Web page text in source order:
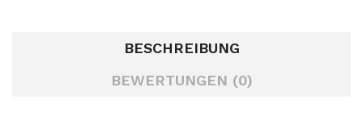
BESCHREIBUNG
BEWERTUNGEN (0)